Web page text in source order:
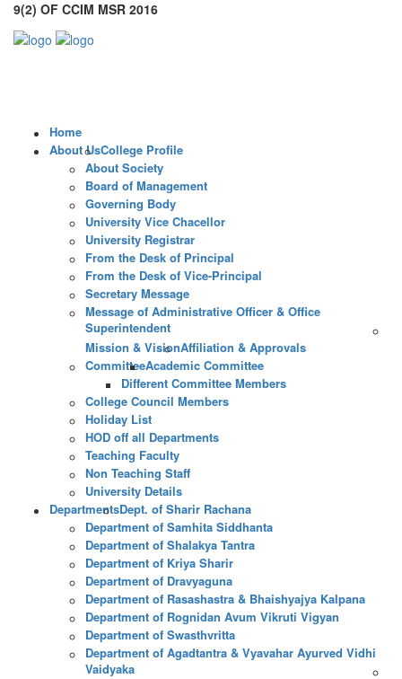
9(2) OF CCIM MSR 2016
Home
About UsCollege Profile
About Society
Board of Management
Governing Body
University Vice Chacellor
University Registrar
From the Desk of Principal
From the Desk of Vice-Principal
Secretary Message
Message of Administrative Officer & Office
Superintendent
Mission & VisionAffiliation & Approvals
CommitteeAcademic Committee
Different Committee Members
College Council Members
Holiday List
HOD off all Departments
Teaching Faculty
Non Teaching Staff
University Details
DepartmentsDept. of Sharir Rachana
Department of Samhita Siddhanta
Department of Shalakya Tantra
Department of Kriya Sharir
Department of Dravyaguna
Department of Rasashastra & Bhaishyajya Kalpana
Department of Rognidan Avum Vikruti Vigyan
Department of Swasthvritta
Department of Agadtantra & Vyavahar Ayurved Vidhi
Vaidyaka